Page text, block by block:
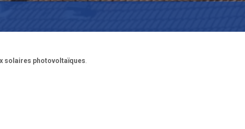
solaires photovoltaïques.